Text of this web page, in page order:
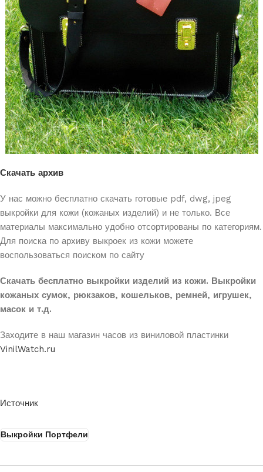
Скачать архив
У нас можно бесплатно скачать готовые pdf, dwg, jpeg
выкройки для кожи (кожаных изделий) и не только. Все
материалы максимально удобно отсортированы по категориям.
Для поиска по архиву выкроек из кожи можете
воспользоваться поиском по сайту
Скачать бесплатно выкройки изделий из кожи. Выкройки
кожаных сумок, рюкзаков, кошельков, ремней, игрушек,
масок и т.д.
Заходите в наш магазин часов из виниловой пластинки
VinilWatch.ru
Источник
Выкройки Портфели